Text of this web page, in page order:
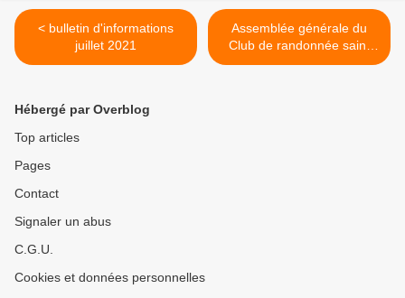
< bulletin d'informations
juillet 2021
Assemblée générale du
Club de randonnée saint
cômois, samedi 18
Hébergé par Overblog
Top articles
Pages
Contact
Signaler un abus
C.G.U.
Cookies et données personnelles